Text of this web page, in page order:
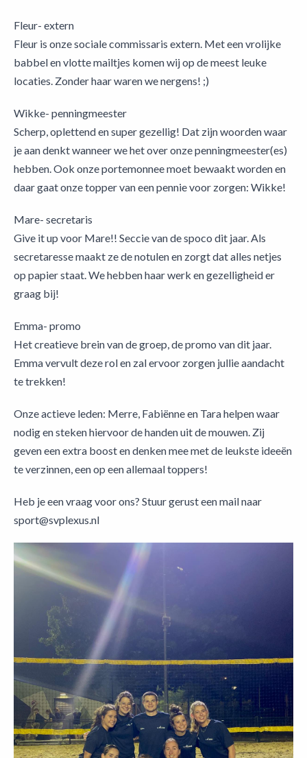
Fleur- extern
Fleur is onze sociale commissaris extern. Met een vrolijke
babbel en vlotte mailtjes komen wij op de meest leuke
locaties. Zonder haar waren we nergens! ;)
Wikke- penningmeester
Scherp, oplettend en super gezellig! Dat zijn woorden waar
je aan denkt wanneer we het over onze penningmeester(es)
hebben. Ook onze portemonnee moet bewaakt worden en
daar gaat onze topper van een pennie voor zorgen: Wikke!
Mare- secretaris
Give it up voor Mare!! Seccie van de spoco dit jaar. Als
secretaresse maakt ze de notulen en zorgt dat alles netjes
op papier staat. We hebben haar werk en gezelligheid er
graag bij!
Emma- promo
Het creatieve brein van de groep, de promo van dit jaar.
Emma vervult deze rol en zal ervoor zorgen jullie aandacht
te trekken!
Onze actieve leden: Merre, Fabiënne en Tara helpen waar
nodig en steken hiervoor de handen uit de mouwen. Zij
geven een extra boost en denken mee met de leukste ideeën
te verzinnen, een op een allemaal toppers!
Heb je een vraag voor ons? Stuur gerust een mail naar
sport@svplexus.nl